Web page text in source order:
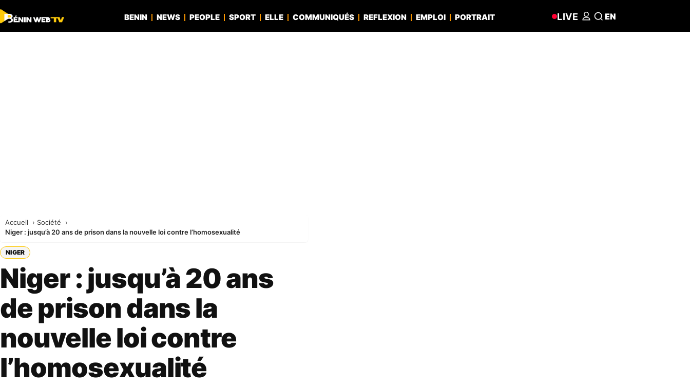
BENIN NEWS PEOPLE SPORT ELLE COMMUNIQUÉS REFLEXION EMPLOI PORTRAIT LIVE EN
Accueil
Société
Niger : jusqu’à 20 ans de prison dans la nouvelle loi contre l’homosexualité
NIGER
Niger : jusqu’à 20 ans
de prison dans la
nouvelle loi contre
l’homosexualité